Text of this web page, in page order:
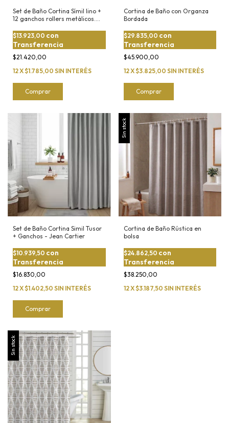
Set de Baño Cortina Símil lino +
12 ganchos rollers metálicos.
$21.420,00
$13.923,00 con
Transferencia
12X$1.785,00 SIN INTERÉS
Comprar
Cortina de Baño con Organza
Bordada
$45.900,00
$29.835,00 con
Transferencia
12X$3.825,00 SIN INTERÉS
Comprar
Set de Baño Cortina Simil Tusor
+ Ganchos - Jean Cartier
$16.830,00
$10.939,50 con
Transferencia
12X$1.402,50 SIN INTERÉS
Comprar
Sin stock
Cortina de Baño Rústica en
bolsa
$38.250,00
$24.862,50 con
Transferencia
12X$3.187,50 SIN INTERÉS
Sin stock